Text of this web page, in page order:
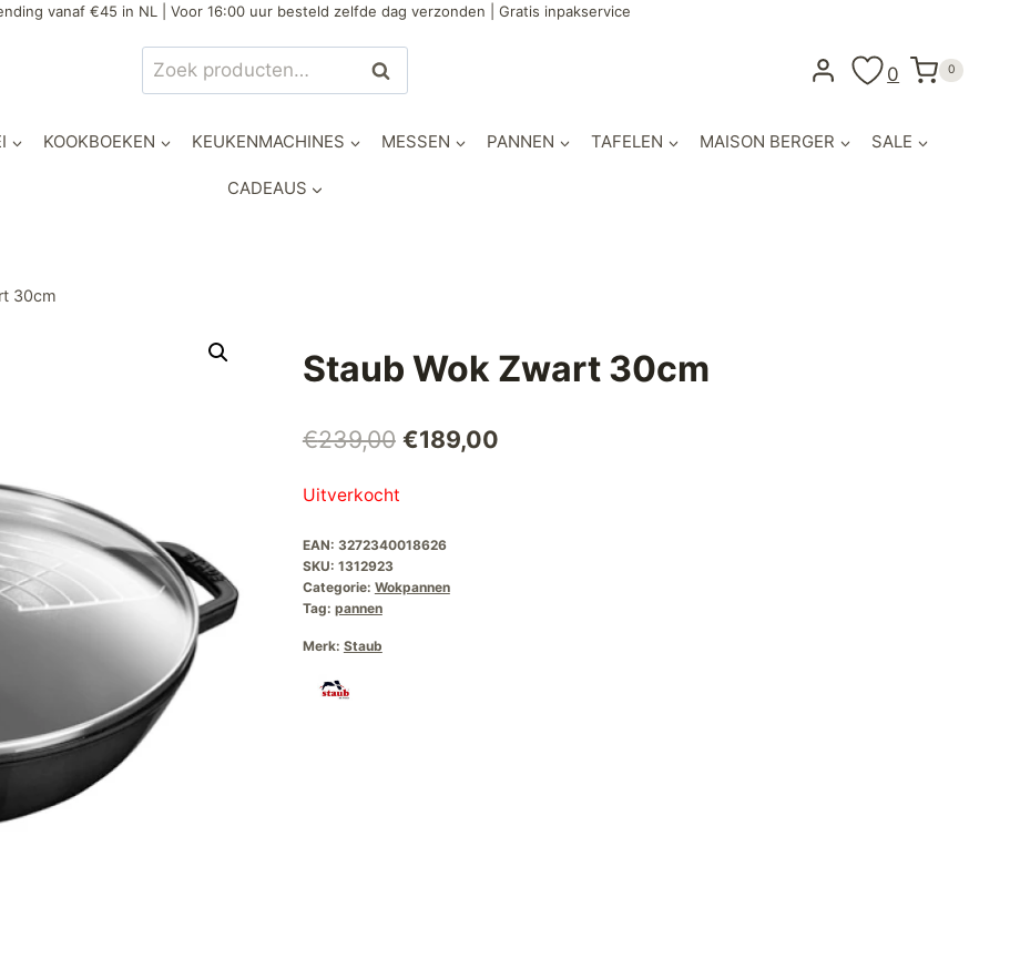
vanaf €45 in NL | Voor 16:00 uur besteld zelfde dag verzonden | Gratis inpakservice
Zoeken
naar:
Zoeken 0 0
KOOKBOEKEN KEUKENMACHINES MESSEN PANNEN TAFELEN MAISON BERGER SALE
CADEAUS
30cm
Staub Wok Zwart 30cm
€239,00 Oorspronkelijke
€239,00.
€189,00Huidige
Uitverkocht
EAN: 3272340018626
SKU: 1312923
Categorie: Wokpannen
Tag: pannen
Merk: Staub